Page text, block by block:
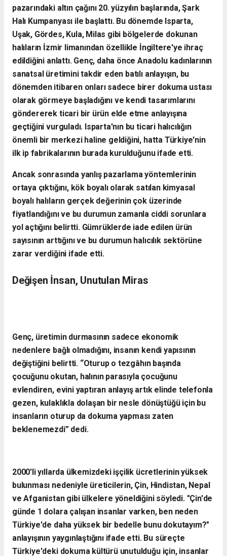
pazarındaki altın çağını 20. yüzyılın başlarında, Şark
Halı Kumpanyası ile başlattı. Bu dönemde Isparta,
Uşak, Gördes, Kula, Milas gibi bölgelerde dokunan
halıların İzmir limanından özellikle İngiltere'ye ihraç
edildiğini anlattı. Genç, daha önce Anadolu kadınlarının
sanatsal üretimini takdir eden batılı anlayışın, bu
dönemden itibaren onları sadece birer dokuma ustası
olarak görmeye başladığını ve kendi tasarımlarını
göndererek ticari bir ürün elde etme anlayışına
geçtiğini vurguladı. Isparta'nın bu ticari halıcılığın
önemli bir merkezi haline geldiğini, hatta Türkiye'nin
ilk ip fabrikalarının burada kurulduğunu ifade etti.
​Ancak sonrasında yanlış pazarlama yöntemlerinin
ortaya çıktığını, kök boyalı olarak satılan kimyasal
boyalı halıların gerçek değerinin çok üzerinde
fiyatlandığını ve bu durumun zamanla ciddi sorunlara
yol açtığını belirtti. Gümrüklerde iade edilen ürün
sayısının arttığını ve bu durumun halıcılık sektörüne
zarar verdiğini ifade etti.
​Değişen İnsan, Unutulan Miras
​Genç, üretimin durmasının sadece ekonomik
nedenlere bağlı olmadığını, insanın kendi yapısının
değiştiğini belirtti. “Oturup o tezgâhın başında
çocuğunu okutan, halının parasıyla çocuğunu
evlendiren, evini yaptıran anlayış artık elinde telefonla
gezen, kulaklıkla dolaşan bir nesle dönüştüğü için bu
insanların oturup da dokuma yapması zaten
beklenemezdi” dedi.
​2000'li yıllarda ülkemizdeki işçilik ücretlerinin yüksek
bulunması nedeniyle üreticilerin, Çin, Hindistan, Nepal
ve Afganistan gibi ülkelere yöneldiğini söyledi. "Çin'de
günde 1 dolara çalışan insanlar varken, ben neden
Türkiye'de daha yüksek bir bedelle bunu dokutayım?"
anlayışının yaygınlaştığını ifade etti. Bu süreçte
Türkiye'deki dokuma kültürü unutulduğu için, insanlar